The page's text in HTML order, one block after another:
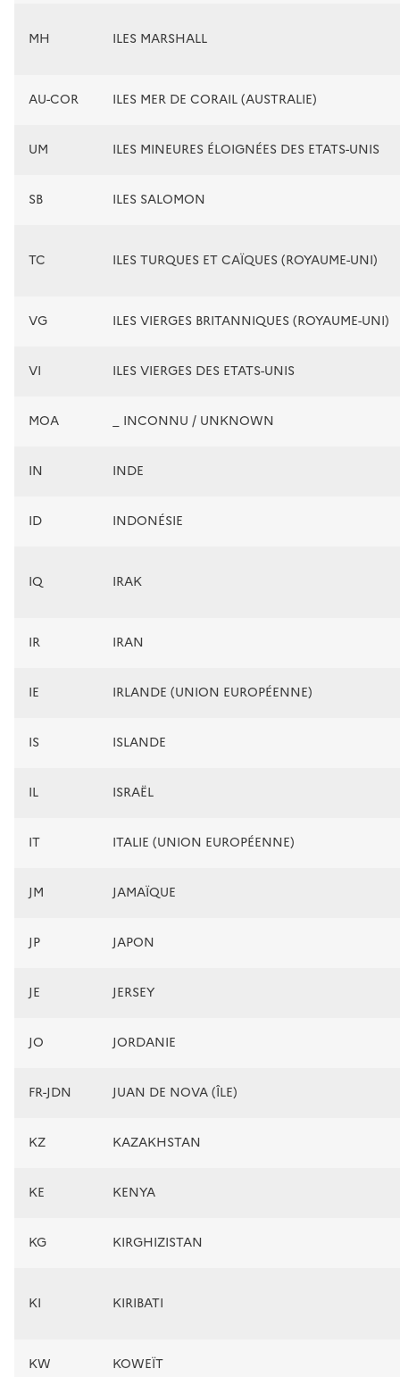
MH ILES MARSHALL
AU-COR ILES MER DE CORAIL (AUSTRALIE)
UM ILES MINEURES ÉLOIGNÉES DES ETATS-UNIS
SB ILES SALOMON
TC ILES TURQUES ET CAÏQUES (ROYAUME-UNI)
VG ILES VIERGES BRITANNIQUES (ROYAUME-UNI)
VI ILES VIERGES DES ETATS-UNIS
MOA _ INCONNU / UNKNOWN
IN INDE
ID INDONÉSIE
IQ IRAK
IR IRAN
IE IRLANDE (UNION EUROPÉENNE)
IS ISLANDE
IL ISRAËL
IT ITALIE (UNION EUROPÉENNE)
JM JAMAÏQUE
JP JAPON
JE JERSEY
JO JORDANIE
FR-JDN JUAN DE NOVA (ÎLE)
KZ KAZAKHSTAN
KE KENYA
KG KIRGHIZISTAN
KI KIRIBATI
KW KOWEÏT